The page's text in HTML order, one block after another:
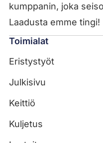
kumppanin, joka
Laadusta emme tingi!
Toimialat
Eristystyöt
Julkisivu
Keittiö
Kuljetus